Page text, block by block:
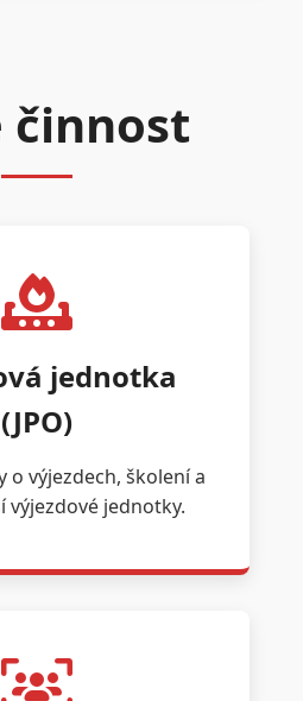
činnost
jednotka
(JPO)
o výjezdech, školení a
výjezdové jednotky.